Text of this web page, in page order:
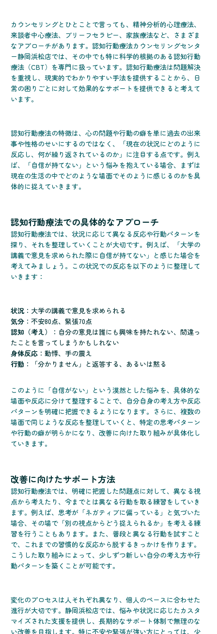
カウンセリングとひとことで言っても、精神分析的心理療法、
来談者中心療法、ブリーフセラピー、家族療法など、さまざま
なアプローチがあります。認知行動療法カウンセリングセンタ
ー静岡浜松店では、その中でも特に科学的根拠のある認知行動
療法（CBT）を専門に扱っています。認知行動療法は問題解決
を重視し、現実的でわかりやすい手法を提供することから、日
常の困りごとに対して効果的なサポートを提供できると考えて
います。
認知行動療法の特徴は、心の問題や行動の癖を単に過去の出来
事や性格のせいにするのではなく、「現在の状況にどのように
反応し、何が繰り返されているのか」に注目する点です。例え
ば、「自信が持てない」という悩みを抱えている場合、まずは
現在の生活の中でどのような場面でそのように感じるのかを具
体的に捉えていきます。
認知行動療法での具体的なアプローチ
認知行動療法では、状況に応じて異なる反応や行動パターンを
探り、それを整理していくことが大切です。例えば、「大学の
講義で意見を求められた際に自信が持てない」と感じた場合を
考えてみましょう。この状況での反応を以下のように整理して
いきます：
状況 ：大学の講義で意見を求められる
気分 ：不安80点、緊張70点
認知（考え）
：自分の意見は誰にも興味を持たれない、間違っ
たことを言ってしまうかもしれない
身体反応 ：動悸、手の震え
行動 ：「分かりません」と返答する、あるいは黙る
このように「自信がない」という漠然とした悩みを、具体的な
場面や反応に分けて整理することで、自分自身の考え方や反応
パターンを明確に把握できるようになります。さらに、複数の
場面で同じような反応を整理していくと、特定の思考パターン
や行動の癖が明らかになり、改善に向けた取り組みが具体化し
ていきます。
改善に向けたサポート方法
認知行動療法では、明確に把握した問題点に対して、異なる視
点から考えたり、今までとは異なる行動を取る練習をしていき
ます。例えば、思考が「ネガティブに偏っている」と気づいた
場合、その場で「別の視点からどう捉えられるか」を考える練
習を行うこともあります。また、普段と異なる行動を試すこと
で、これまでの習慣的な反応から脱するきっかけを作ります。
こうした取り組みによって、少しずつ新しい自分の考え方や行
動パターンを築くことが可能です。
変化のプロセスは人それぞれ異なり、個人のペースに合わせた
進行が大切です。静岡浜松店では、悩みや状況に応じたカスタ
マイズされた支援を提供し、長期的なサポート体制で無理のな
い改善を目指します。特に不安や緊張が強い方にとっては、少